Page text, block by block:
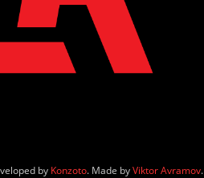
by Konzoto. Made byViktor Avramov.